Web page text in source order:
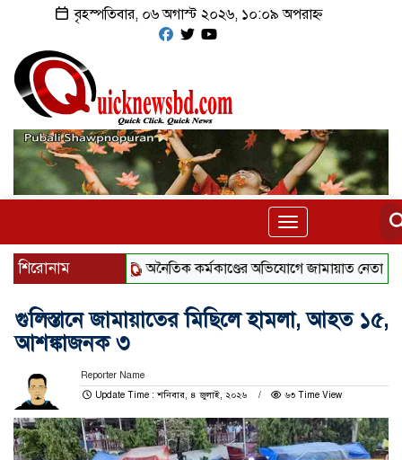
বৃহস্পতিবার, ০৬ অগাস্ট ২০২৬, ১০:০৯ অপরাহ্ন
Toggle
navigation
শিরোনাম অনৈতিক কর্মকাণ্ডের অভিযোগে জামায়াত নেতা বহিষ্কার
গুলিস্তানে জামায়াতের মিছিলে হামলা, আহত ১৫,
আশঙ্কাজনক ৩
Reporter Name
Update Time : শনিবার, ৪ জুলাই, ২০২৬
৬৩ Time View